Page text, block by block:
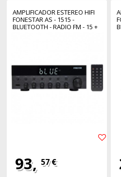
AMPLIFICADOR ESTEREO HIFI
FONESTAR AS - 1515 -
BLUETOOTH - RADIO FM - 15 +
93, 57 €